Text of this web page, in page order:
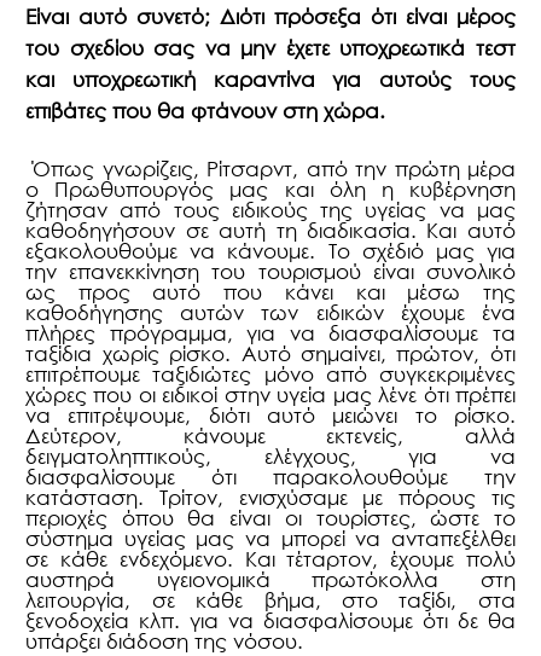
Είναι αυτό συνετό; Διότι πρόσεξα ότι είναι μέρος
του σχεδίου σας να μην έχετε υποχρεωτικά τεστ
και υποχρεωτική καραντίνα για αυτούς τους
επιβάτες που θα φτάνουν στη χώρα.
Όπως γνωρίζεις, Ρίτσαρντ, από την πρώτη μέρα
ο Πρωθυπουργός μας και όλη η κυβέρνηση
ζήτησαν από τους ειδικούς της υγείας να μας
καθοδηγήσουν σε αυτή τη διαδικασία. Και αυτό
εξακολουθούμε να κάνουμε. Το σχέδιό μας για
την επανεκκίνηση του τουρισμού είναι συνολικό
ως προς αυτό που κάνει και μέσω της
καθοδήγησης αυτών των ειδικών έχουμε ένα
πλήρες πρόγραμμα, για να διασφαλίσουμε τα
ταξίδια χωρίς ρίσκο. Αυτό σημαίνει, πρώτον, ότι
επιτρέπουμε ταξιδιώτες μόνο από συγκεκριμένες
χώρες που οι ειδικοί στην υγεία μας λένε ότι πρέπει
να επιτρέψουμε, διότι αυτό μειώνει το ρίσκο.
Δεύτερον, κάνουμε εκτενείς, αλλά
δειγματοληπτικούς, ελέγχους, για να
διασφαλίσουμε ότι παρακολουθούμε την
κατάσταση. Τρίτον, ενισχύσαμε με πόρους τις
περιοχές όπου θα είναι οι τουρίστες, ώστε το
σύστημα υγείας μας να μπορεί να ανταπεξέλθει
σε κάθε ενδεχόμενο. Και τέταρτον, έχουμε πολύ
αυστηρά υγειονομικά πρωτόκολλα στη
λειτουργία, σε κάθε βήμα, στο ταξίδι, στα
ξενοδοχεία κλπ. για να διασφαλίσουμε ότι δε θα
υπάρξει διάδοση της νόσου.